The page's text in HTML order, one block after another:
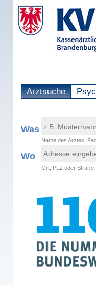
Arztsuche
Was
Name des Arztes,
Wo
Ort, PLZ oder Straße